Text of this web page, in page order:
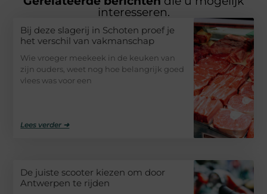
interesseren.
Bij deze slagerij in Schoten proef je
het verschil van vakmanschap
Wie vroeger meekeek in de keuken van
zijn ouders, weet nog hoe belangrijk goed
vlees was voor een
Lees verder ➜
De juiste scooter kiezen om door
Antwerpen te rijden